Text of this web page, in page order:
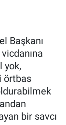
Başkanı
yok,
örtbas
bir savcı